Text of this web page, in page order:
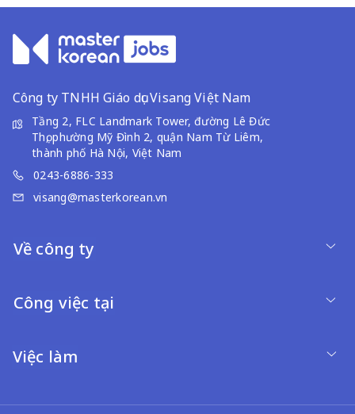
Công ty TNHH Giáo dục Visang Việt Nam
Tầng 2, FLC Landmark Tower, đường Lê Đức
Thọ, phường Mỹ Đình 2, quận Nam Từ Liêm,
thành phố Hà Nội, Việt Nam
0243-6886-333
visang@masterkorean.vn
Về công ty
Công việc tại
Việc làm